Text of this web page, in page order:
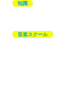
知識
音楽スクール